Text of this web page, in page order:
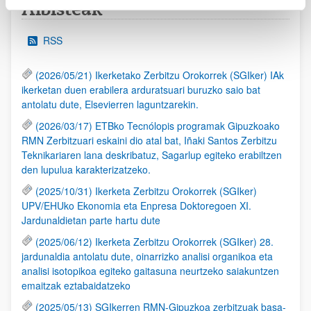
Albisteak
RSS
(2026/05/21) Ikerketako Zerbitzu Orokorrek (SGIker) IAk
ikerketan duen erabilera arduratsuari buruzko saio bat
antolatu dute, Elsevierren laguntzarekin.
(2026/03/17) ETBko Tecnólopis programak Gipuzkoako
RMN Zerbitzuari eskaini dio atal bat, Iñaki Santos Zerbitzu
Teknikariaren lana deskribatuz, Sagarlup egiteko erabiltzen
den lupulua karakterizatzeko.
(2025/10/31) Ikerketa Zerbitzu Orokorrek (SGIker)
UPV/EHUko Ekonomia eta Enpresa Doktoregoen XI.
Jardunaldietan parte hartu dute
(2025/06/12) Ikerketa Zerbitzu Orokorrek (SGIker) 28.
jardunaldia antolatu dute, oinarrizko analisi organikoa eta
analisi isotopikoa egiteko gaitasuna neurtzeko saiakuntzen
emaitzak eztabaidatzeko
(2025/05/13) SGIkerren RMN-Gipuzkoa zerbitzuak basa-